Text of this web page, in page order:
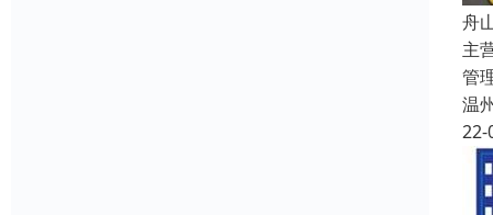
舟
主
管
温
22-